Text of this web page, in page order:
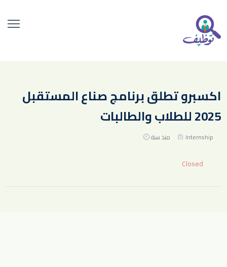
اكسبرو تطلق برنامج صناع المستقبل
2025 للطلاب والطالبات
Internship منذ سنة
Closed